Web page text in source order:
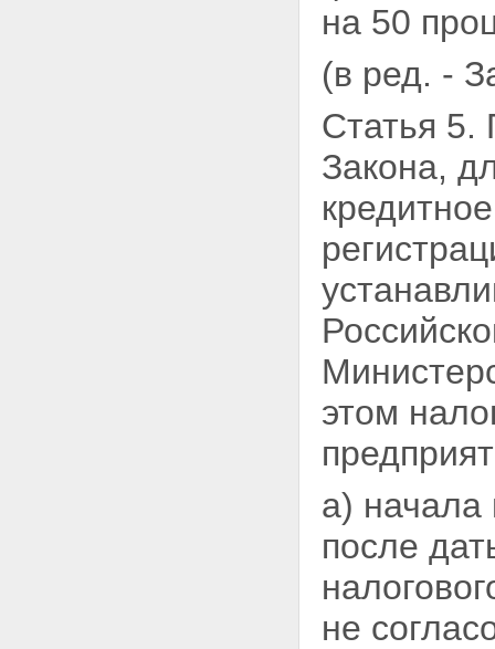
на 50
(в ред. -
Статья 5.
Закона,
этом
а) начала
после
не